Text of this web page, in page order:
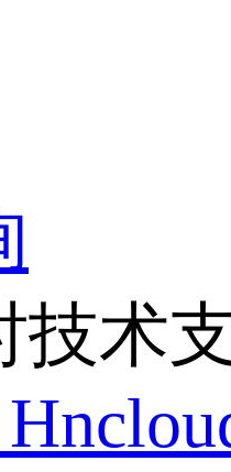
技术